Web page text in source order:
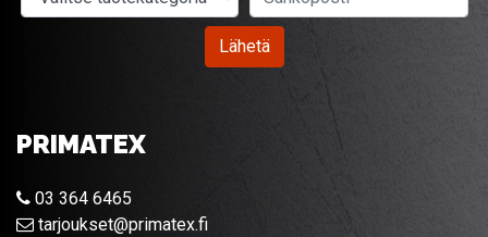
Lähetä
PRIMATEX
03 364 6465
tarjoukset@primatex.fi